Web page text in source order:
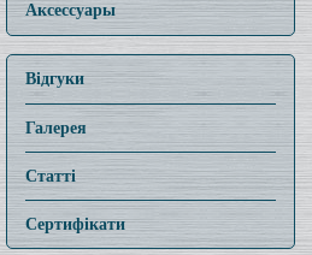
Аксессуары
Відгуки
Галерея
Статті
Сертифікати